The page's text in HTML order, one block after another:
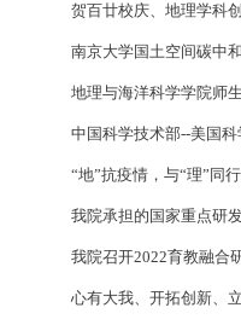
贺百廿校庆、地理学科
南京大学国土空间碳中
地理与海洋科学学院师
中国科学技术部--美国
“地”抗疫情，与“理”同
我院承担的国家重点研
我院召开2022育教融合
心有大我、开拓创新、